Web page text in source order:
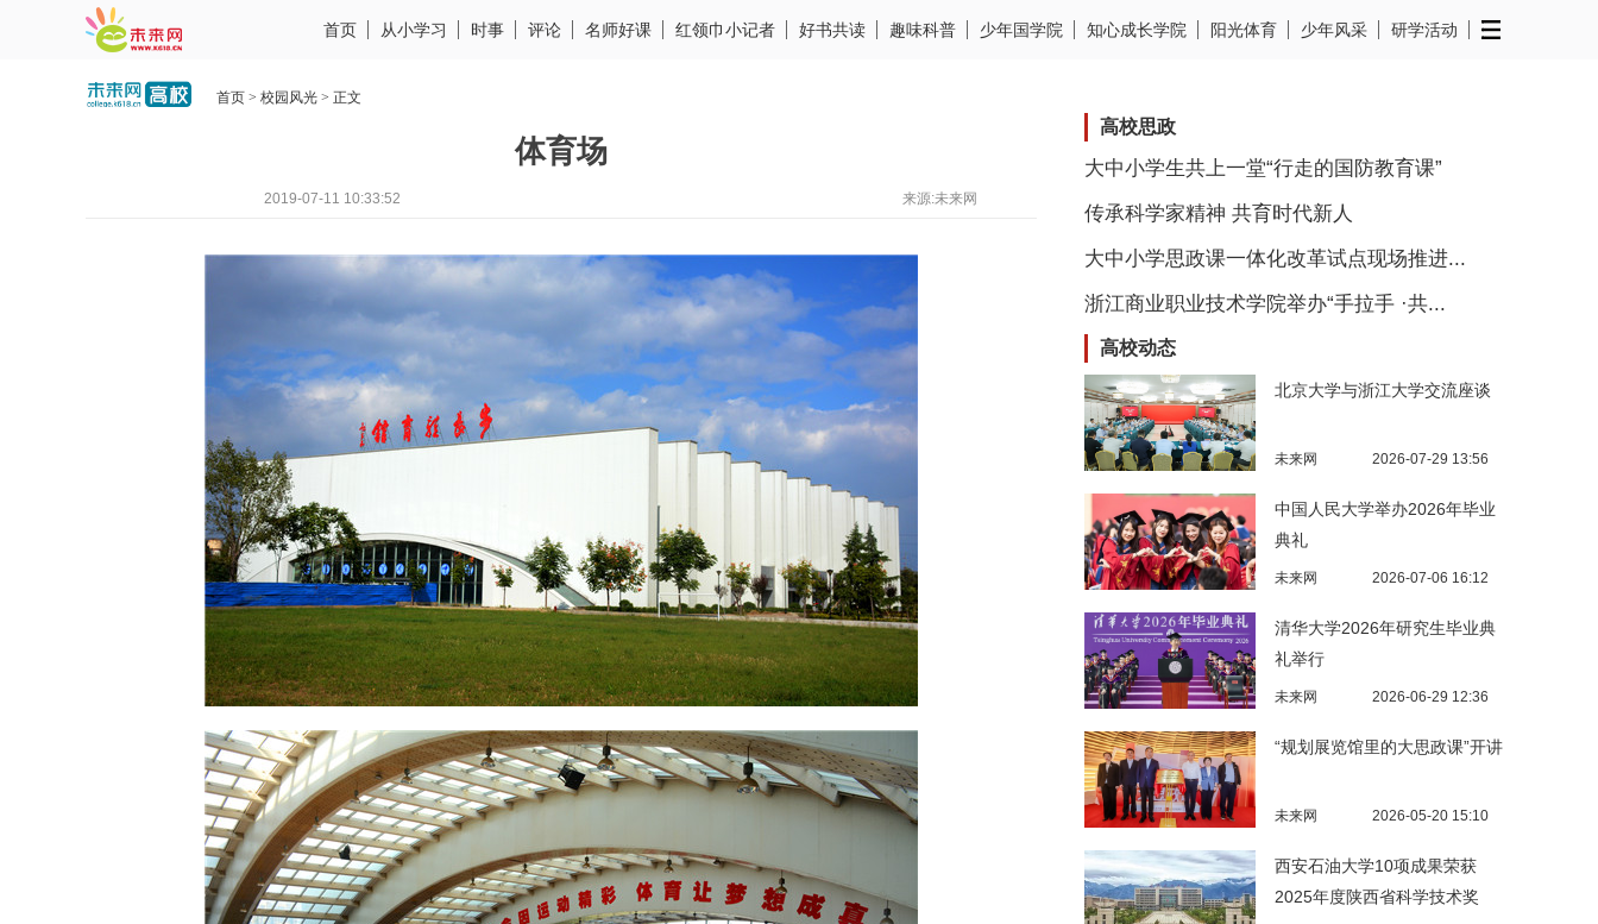
首页 从小学习 时事 评论 名师好课 红领巾小记者 好书共读 趣味科普 少年国学院 知心成长学院 阳光体育 少年风采 研学活动
首页 > 校园风光 > 正文
体育场
2019-07-11 10:33:52 来源:未来网
高校思政
大中小学生共上一堂“行走的国防教育课”
传承科学家精神 共育时代新人
大中小学思政课一体化改革试点现场推进...
浙江商业职业技术学院举办“手拉手 ·共...
高校动态
北京大学与浙江大学交流座谈
未来网 2026-07-29 13:56
中国人民大学举办2026年毕业
典礼
未来网 2026-07-06 16:12
清华大学2026年研究生毕业典
礼举行
未来网 2026-06-29 12:36
“规划展览馆里的大思政课”开讲
未来网 2026-05-20 15:10
西安石油大学10项成果荣获
2025年度陕西省科学技术奖